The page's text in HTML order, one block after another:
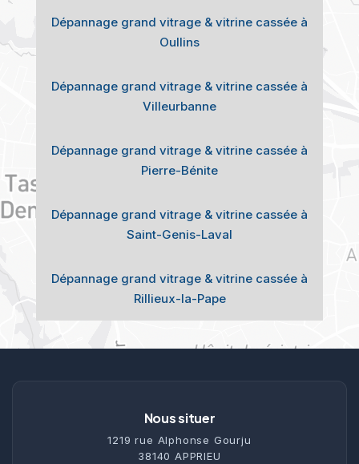
Dépannage grand vitrage & vitrine cassée à
Oullins
Dépannage grand vitrage & vitrine cassée à
Villeurbanne
Dépannage grand vitrage & vitrine cassée à
Pierre-Bénite
Dépannage grand vitrage & vitrine cassée à
Saint-Genis-Laval
Dépannage grand vitrage & vitrine cassée à
Rillieux-la-Pape
Nous situer
1219 rue Alphonse Gourju
38140 APPRIEU